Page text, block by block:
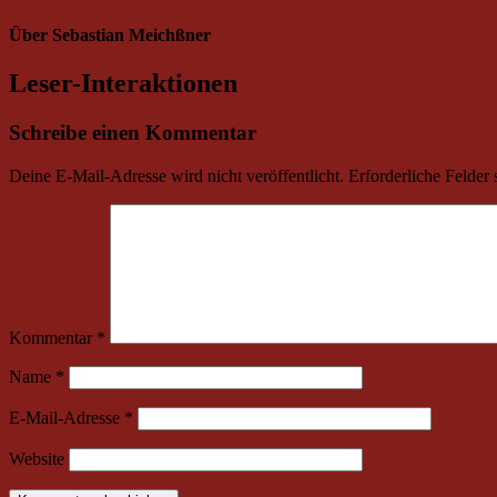
Über Sebastian Meichßner
Leser-Interaktionen
Schreibe einen Kommentar
Deine E-Mail-Adresse wird nicht veröffentlicht. Erforderliche Felder
Kommentar *
Name *
E-Mail-Adresse *
Website